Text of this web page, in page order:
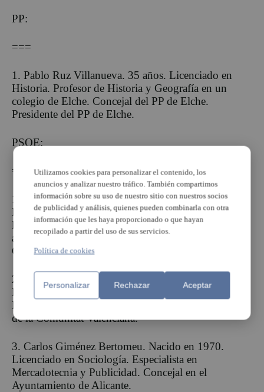
PP:
===
1. Pablo Ruz Villanueva. 35 años. Licenciado en
Historia. Profesor de Historia y Geografía en un
colegio de Elche. Concejal del PP de Elche.
Presidente del PP de Elche.
PSOE:
=====
1. José Asensi Sabater. Nacido en 1970. Doctor en
Derecho. Catedrático de Derecho Constitucional en
la Universidad de Alicante. Ha sido diputado
autonómico. Ha sido director de RTVE en la
Comunitat Valenciana.
2. Ana Martínez Zaragoza. Nacida en 1981.
Farmacéutica. Concejala en Guardamar del Segura.
Presidenta del Consejo de Salud del área de salud 21
de la Comunitat Valenciana.
3. Carlos Giménez Bertomeu. Nacido en 1970.
Licenciado en Sociología. Especialista en
Mercadotecnia y Publicidad. Concejal en el
Ayuntamiento de Alicante.
Utilizamos cookies para personalizar el contenido, los
anuncios y analizar nuestro tráfico. También compartimos
información sobre su uso de nuestro sitio con nuestros socios
de publicidad y análisis, quienes pueden combinarla con otra
información que les haya proporcionado o que hayan
recopilado a partir del uso de sus servicios.
Política de cookies
Personalizar Rechazar Aceptar